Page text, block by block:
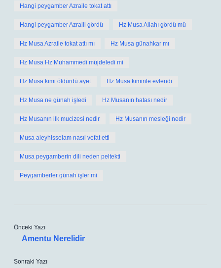
Hangi peygamber Azraile tokat attı
Hangi peygamber Azraili gördü Hz Musa Allahı gördü mü
Hz Musa Azraile tokat attı mı Hz Musa günahkar mı
Hz Musa Hz Muhammedi müjdeledi mi
Hz Musa kimi öldürdü ayet Hz Musa kiminle evlendi
Hz Musa ne günah işledi Hz Musanın hatası nedir
Hz Musanın ilk mucizesi nedir Hz Musanın mesleği nedir
Musa aleyhisselam nasıl vefat etti
Musa peygamberin dili neden peltekti
Peygamberler günah işler mi
Önceki Yazı
Amentu Nerelidir
Sonraki Yazı